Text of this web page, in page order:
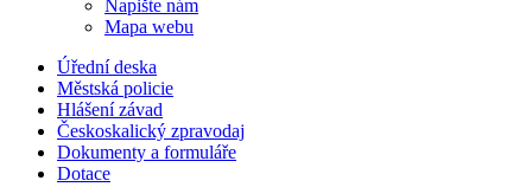
Napište nám
Mapa webu
Úřední deska
Městská policie
Hlášení závad
Českoskalický zpravodaj
Dokumenty a formuláře
Dotace